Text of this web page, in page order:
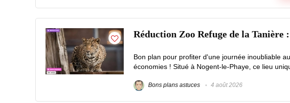
Réduction Zoo Refuge de la Tanière
Bon plan pour profiter d'une journée inoubliable
économies ! Situé à Nogent-le-Phaye, ce lieu
Bons plans astuces 4 août 2026